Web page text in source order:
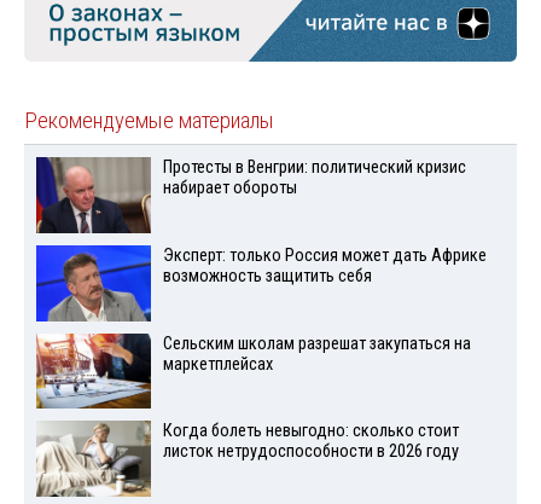
Рекомендуемые материалы
Протесты в Венгрии: политический кризис
набирает обороты
Эксперт: только Россия может дать Африке
возможность защитить себя
Сельским школам разрешат закупаться на
маркетплейсах
Когда болеть невыгодно: сколько стоит
листок нетрудоспособности в 2026 году